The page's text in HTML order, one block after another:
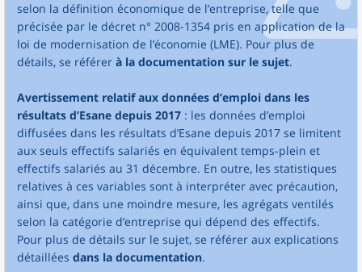
selon la définition économique de l’entreprise, telle que
précisée par le décret n° 2008-1354 pris en application de la
loi de modernisation de l’économie (LME). Pour plus de
détails, se référer à la documentation sur le sujet.
Avertissement relatif aux données d’emploi dans les
résultats d’Esane depuis 2017 : les données d’emploi
diffusées dans les résultats d’Esane depuis 2017 se limitent
aux seuls effectifs salariés en équivalent temps-plein et
effectifs salariés au 31 décembre. En outre, les statistiques
relatives à ces variables sont à interpréter avec précaution,
ainsi que, dans une moindre mesure, les agrégats ventilés
selon la catégorie d’entreprise qui dépend des effectifs.
Pour plus de détails sur le sujet, se référer aux explications
détaillées dans la documentation.